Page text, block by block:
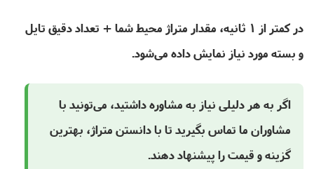
در کمتر از 1 ثانیه،
مقدار متراژ محیط شما + تعداد دقیق تایل
و بسته مورد نیاز نمایش داده می‌شود.
اگر به هر دلیلی نیاز به مشاوره داشتید، می‌تونید با
مشاوران ما تماس بگیرید تا با دانستن متراژ، بهترین
گزینه و قیمت را پیشنهاد دهند.